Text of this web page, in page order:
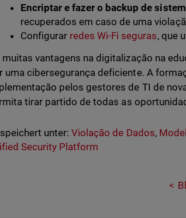
Encriptar e fazer o backup de
recuperados em caso de uma
Configurar redes Wi-Fi seguras, que
muitas vantagens na digitalização na
uma cibersegurança deficiente. A
pelos gestores de TI de
tirar partido de todas as
unter: Violação de Dados,
Security Platform